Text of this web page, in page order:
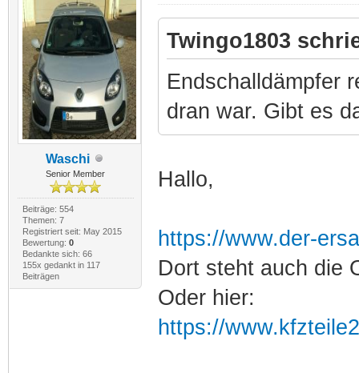
Waschi
Senior Member
Beiträge: 554
Themen: 7
Registriert seit: May 2015
Bewertung: 0
Bedankte sich: 66
155x gedankt in 117
Beiträgen
Twingo1803
Endschalldämpfer
dran war. Gibt es
Hallo,
https://www.der-
Dort steht auch die
Oder hier:
https://